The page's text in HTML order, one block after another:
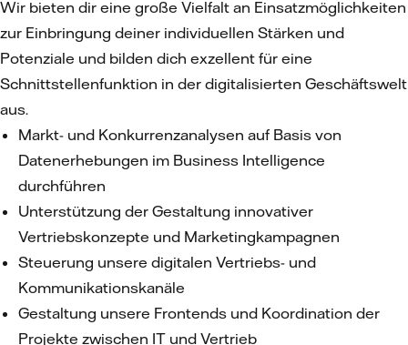
Wir bieten dir eine große Vielfalt an Einsatzmöglichkeiten
zur Einbringung deiner individuellen Stärken und
Potenziale und bilden dich exzellent für eine
Schnittstellenfunktion in der digitalisierten Geschäftswelt
aus.
Markt- und Konkurrenzanalysen auf Basis von
Datenerhebungen im Business Intelligence
durchführen
Unterstützung der Gestaltung innovativer
Vertriebskonzepte und Marketingkampagnen
Steuerung unsere digitalen Vertriebs- und
Kommunikationskanäle
Gestaltung unsere Frontends und Koordination der
Projekte zwischen IT und Vertrieb